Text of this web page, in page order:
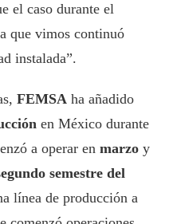
el caso durante el
que vimos continuó
instalada”.
FEMSA ha añadido
en México durante
a operar en marzo y
semestre del
línea de producción a